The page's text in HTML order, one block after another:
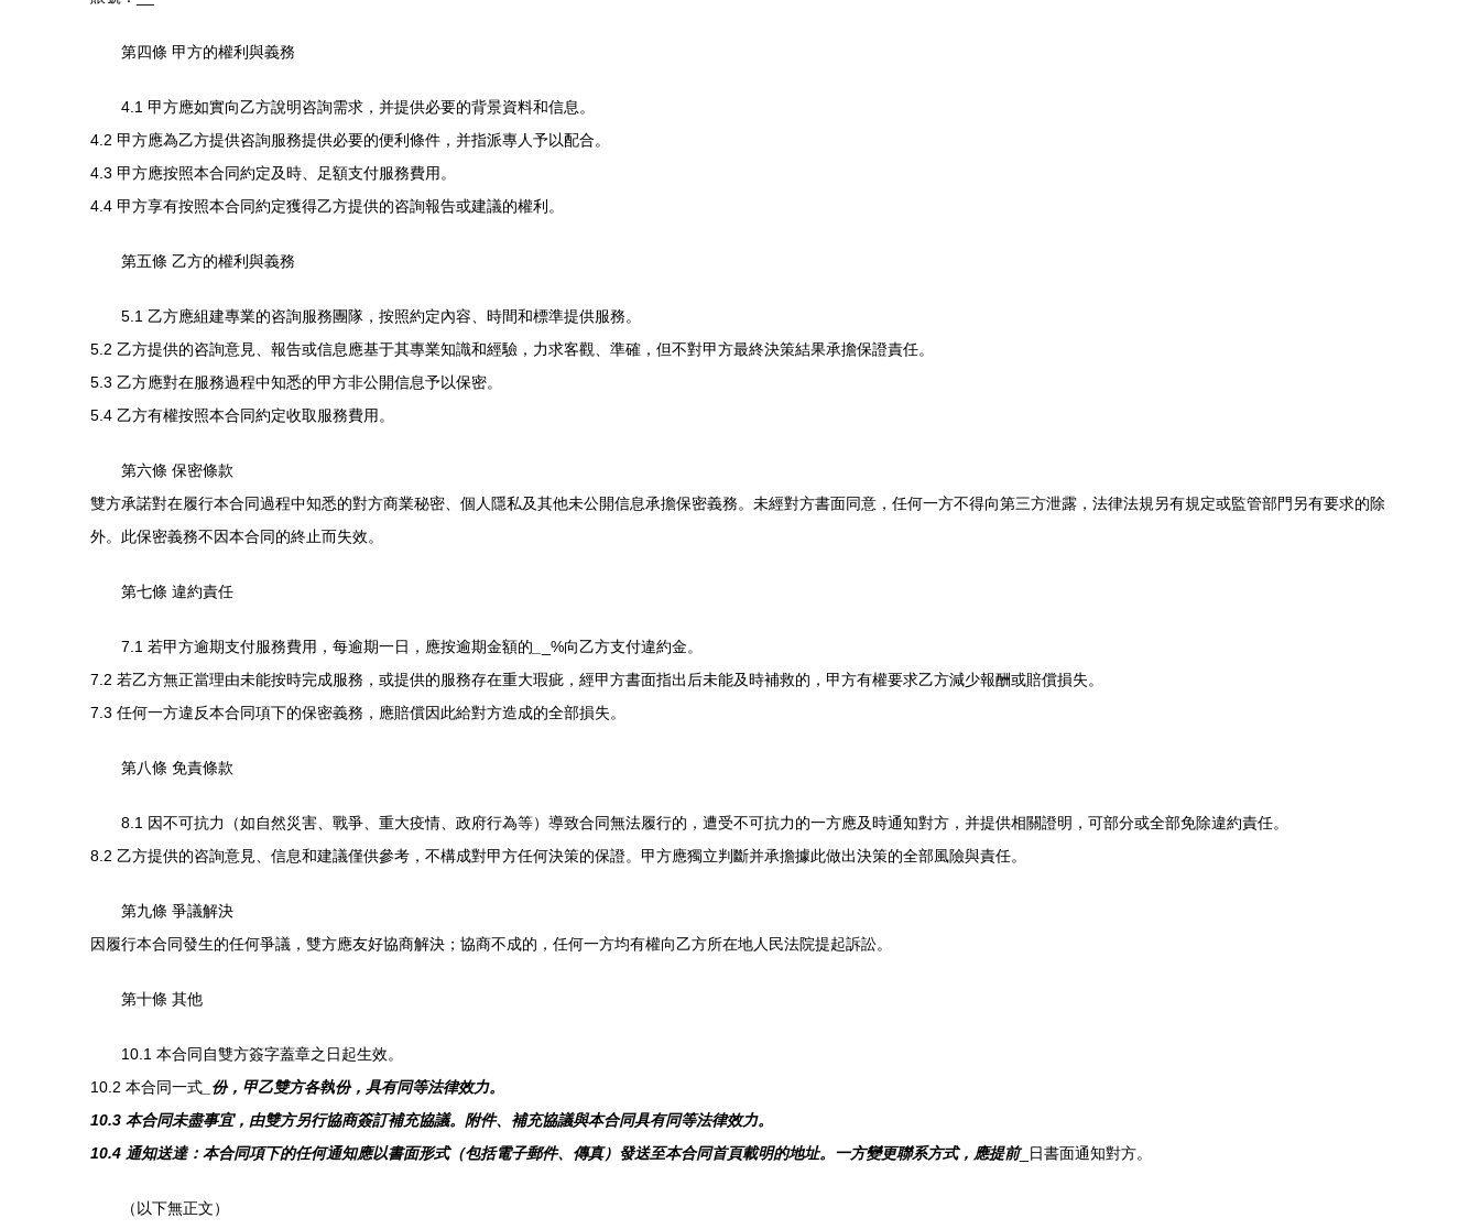
第四條 甲方的權利與義務
4.1 甲方應如實向乙方說明咨詢需求，并提供必要的背景資料和信息。
4.2 甲方應為乙方提供咨詢服務提供必要的便利條件，并指派專人予以配合。
4.3 甲方應按照本合同約定及時、足額支付服務費用。
4.4 甲方享有按照本合同約定獲得乙方提供的咨詢報告或建議的權利。
第五條 乙方的權利與義務
5.1 乙方應組建專業的咨詢服務團隊，按照約定內容、時間和標準提供服務。
5.2 乙方提供的咨詢意見、報告或信息應基于其專業知識和經驗，力求客觀、準確，但不對甲方最終決策結果承擔保證責任。
5.3 乙方應對在服務過程中知悉的甲方非公開信息予以保密。
5.4 乙方有權按照本合同約定收取服務費用。
第六條 保密條款
雙方承諾對在履行本合同過程中知悉的對方商業秘密、個人隱私及其他未公開信息承擔保密義務。未經對方書面同意，任何一方不得向第三方泄露，法律法規另有規定或監管部門另有要求的除
外。此保密義務不因本合同的終止而失效。
第七條 違約責任
7.1 若甲方逾期支付服務費用，每逾期一日，應按逾期金額的
_%向乙方支付違約金。
7.2 若乙方無正當理由未能按時完成服務，或提供的服務存在重大瑕疵，經甲方書面指出后未能及時補救的，甲方有權要求乙方減少報酬或賠償損失。
7.3 任何一方違反本合同項下的保密義務，應賠償因此給對方造成的全部損失。
第八條 免責條款
8.1 因不可抗力（如自然災害、戰爭、重大疫情、政府行為等）導致合同無法履行的，遭受不可抗力的一方應及時通知對方，并提供相關證明，可部分或全部免除違約責任。
8.2 乙方提供的咨詢意見、信息和建議僅供參考，不構成對甲方任何決策的保證。甲方應獨立判斷并承擔據此做出決策的全部風險與責任。
第九條 爭議解決
因履行本合同發生的任何爭議，雙方應友好協商解決；協商不成的，任何一方均有權向乙方所在地人民法院提起訴訟。
第十條 其他
10.1 本合同自雙方簽字蓋章之日起生效。
10.2 本合同一式 _份，甲乙雙方各執份，具有同等法律效力。
10.3 本合同未盡事宜，由雙方另行協商簽訂補充協議。附件、補充協議與本合同具有同等法律效力。
10.4 通知送達：本合同項下的任何通知應以書面形式（包括電子郵件、傳真）發送至本合同首頁載明的地址。一方變更聯系方式，應提前_日書面通知對方。
（以下無正文）